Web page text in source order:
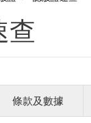
查
條款及數據